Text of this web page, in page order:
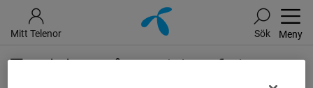
Mitt Telenor Sök Meny
Typiskt, något blev fel